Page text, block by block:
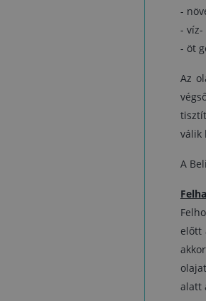
-
- víz-
- öt
Az
válik
A
előtt
alatt